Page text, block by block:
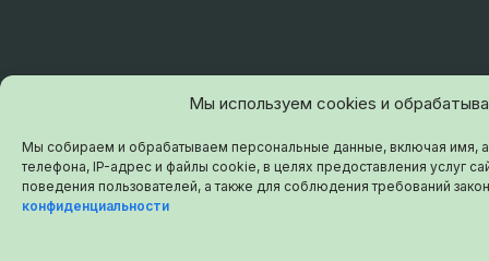
Мы используем cookies и
Мы собираем и обрабатываем персональные данные, включая имя,
телефона, IP-адрес и файлы cookie, в целях предоставления услуг
поведения пользователей, а также для соблюдения требований
конфиденциальности